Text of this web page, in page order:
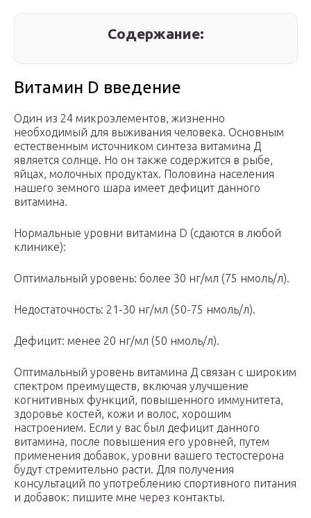
Содержание:
Витамин D введение
Один из 24 микроэлементов, жизненно
необходимый для выживания человека. Основным
естественным источником синтеза витамина Д
является солнце. Но он также содержится в рыбе,
яйцах, молочных продуктах. Половина населения
нашего земного шара имеет дефицит данного
витамина.
Нормальные уровни витамина D (сдаются в любой
клинике):
Оптимальный уровень: более 30 нг/мл (75 нмоль/л).
Недостаточность: 21-30 нг/мл (50-75 нмоль/л).
Дефицит: менее 20 нг/мл (50 нмоль/л).
Оптимальный уровень витамина Д связан с широким
спектром преимуществ, включая улучшение
когнитивных функций, повышенного иммунитета,
здоровье костей, кожи и волос, хорошим
настроением. Если у вас был дефицит данного
витамина, после повышения его уровней, путем
применения добавок, уровни вашего тестостерона
будут стремительно расти. Для получения
консультаций по употреблению спортивного питания
и добавок: пишите мне через контакты.